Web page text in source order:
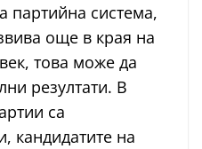
партийна система,
още в края на
това може да
резултати. В
са
кандидатите на